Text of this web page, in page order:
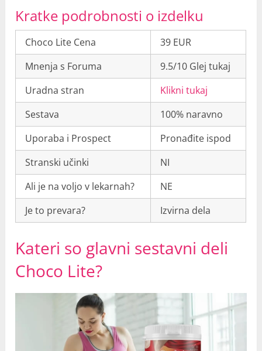
Kratke podrobnosti o izdelku
Choco Lite Cena
39 EUR
Mnenja s Foruma
9.5/10 Glej tukaj
Uradna stran
Klikni tukaj
Sestava
100% naravno
Uporaba i Prospect
Pronađite ispod
Stranski učinki
NI
Ali je na voljo v lekarnah?
NE
Je to prevara?
Izvirna dela
Kateri so glavni sestavni deli
Choco Lite?